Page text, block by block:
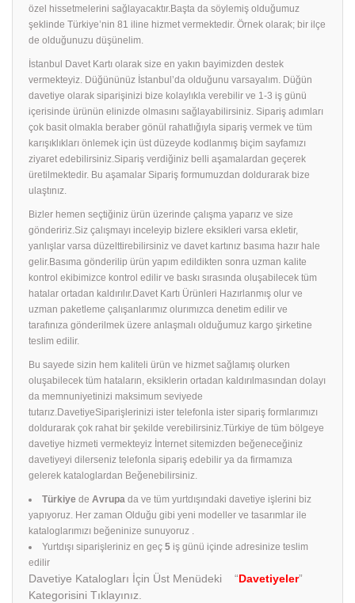
özel hissetmelerini sağlayacaktır.Başta da söylemiş olduğumuz
şeklinde Türkiye’nin 81 iline hizmet vermektedir. Örnek olarak; bir ilçe
de olduğunuzu düşünelim.
İstanbul Davet Kartı olarak size en yakın bayimizden destek
vermekteyiz. Düğününüz İstanbul’da olduğunu varsayalım. Düğün
davetiye olarak siparişinizi bize kolaylıkla verebilir ve 1-3 iş günü
içerisinde ürünün elinizde olmasını sağlayabilirsiniz. Sipariş adımları
çok basit olmakla beraber gönül rahatlığıyla sipariş vermek ve tüm
karışıklıkları önlemek için üst düzeyde kodlanmış biçim sayfamızı
ziyaret edebilirsiniz.Sipariş verdiğiniz belli aşamalardan geçerek
üretilmektedir. Bu aşamalar Sipariş formumuzdan doldurarak bize
ulaştınız.
Bizler hemen seçtiğiniz ürün üzerinde çalışma yaparız ve size
göndeririz.Siz çalışmayı inceleyip bizlere eksikleri varsa ekletir,
yanlışlar varsa düzelttirebilirsiniz ve davet kartınız basıma hazır hale
gelir.Basıma gönderilip ürün yapım edildikten sonra uzman kalite
kontrol ekibimizce kontrol edilir ve baskı sırasında oluşabilecek tüm
hatalar ortadan kaldırılır.Davet Kartı Ürünleri Hazırlanmış olur ve
uzman paketleme çalışanlarımız olurımızca denetim edilir ve
tarafınıza gönderilmek üzere anlaşmalı olduğumuz kargo şirketine
teslim edilir.
Bu sayede sizin hem kaliteli ürün ve hizmet sağlamış olurken
oluşabilecek tüm hataların, eksiklerin ortadan kaldırılmasından dolayı
da memnuniyetinizi maksimum seviyede
tutarız.DavetiyeSiparişlerinizi ister telefonla ister sipariş formlarımızı
doldurarak çok rahat bir şekilde verebilirsiniz.Türkiye de tüm bölgeye
davetiye hizmeti vermekteyiz İnternet sitemizden beğeneceğiniz
davetiyeyi dilerseniz telefonla sipariş edebilir ya da firmamıza
gelerek kataloglardan Beğenebilirsiniz.
Türkiye de Avrupa da ve tüm yurtdışındaki davetiye işlerini biz
yapıyoruz. Her zaman Olduğu gibi yeni modeller ve tasarımlar ile
kataloglarımızı beğeninize sunuyoruz .
Yurtdışı siparişleriniz en geç 5 iş günü içinde adresinize teslim
edilir
Davetiye Katalogları İçin Üst Menüdeki “Davetiyeler”
Kategorisini Tıklayınız.